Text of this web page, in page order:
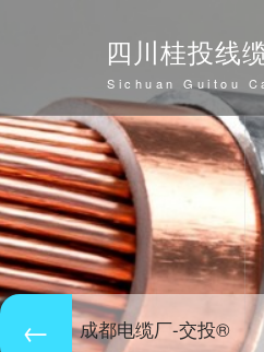
四川桂投线
Sichuan Guitou
成都电缆厂-交投®